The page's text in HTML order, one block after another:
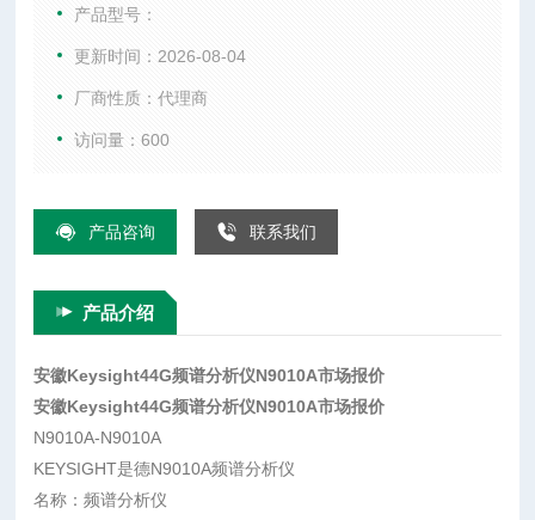
等。
产品型号：
更新时间：2026-08-04
厂商性质：代理商
访问量：600
产品咨询 联系我们
产品介绍
安徽Keysight44G频谱分析仪N9010A市场报价
安徽Keysight44G频谱分析仪N9010A市场报价
N9010A-N9010A
KEYSIGHT是德N9010A频谱分析仪
名称：频谱分析仪